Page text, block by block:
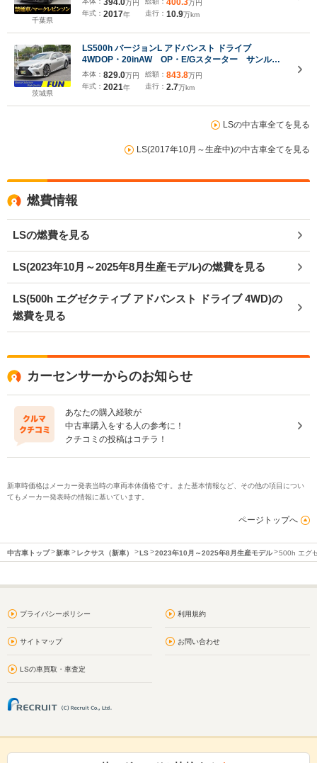
千葉県
パワートランク/パノラミックビューモニター/専用イ
ンテリア&エクステリア
394.0万円
年式： 2017年
400.3万円
走行： 10.9万km
茨城県
LS500h バージョンL アドバンスト ドライブ
4WDOP・20inAW OP・E/Gスターター サンルー
フ セーフティシステムプラスA チームメイト D
インナーミラー HUD BSM 全周囲 マクレビ
12.3inタッチディスプレイ ハンズフリーPトラン
ク 黒革シート
本体： 829.0万円
年式： 2021年
総額： 843.8万円
走行： 2.7万km
LSの中古車全てを見る
LS(2017年10月～生産中)の中古車全てを見る
燃費情報
LSの燃費を見る
LS(2023年10月～2025年8月生産モデル)の燃費を見る
LS(500h エグゼクティブ アドバンスト ドライブ 4WD)の
燃費を見る
カーセンサーからのお知らせ
あなたの購入経験が
中古車購入をする人の参考に！
クチコミの投稿はコチラ！
新車時価格はメーカー発表当時の車両本体価格です。また基本情報など、その他の項目につい
てもメーカー発表時の情報に基いています。
ページトップへ
中古車トップ 新車 レクサス（新車） LS 2023年10月～2025年8月生産モデル 500h エグ
プライバシーポリシー 利用規約
サイトマップ お問い合わせ
LSの車買取・車査定